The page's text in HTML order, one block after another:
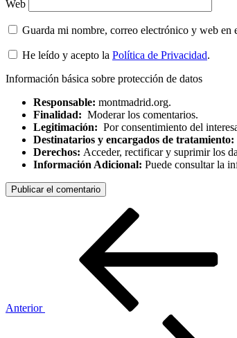
Web
Guarda mi nombre, correo electrónico y web en
He leído y acepto la Política de Privacidad.
Información básica sobre protección de datos
Responsable: montmadrid.org.
Finalidad: Moderar los comentarios.
Legitimación: Por consentimiento del
Destinatarios y encargados de tratamiento:
Derechos: Acceder, rectificar y suprimir los
Información Adicional: Puede consultar la
Anterior